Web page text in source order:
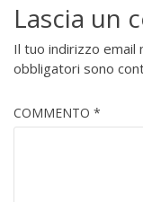
Lascia un
Il tuo indirizzo email
obbligatori sono
COMMENTO *